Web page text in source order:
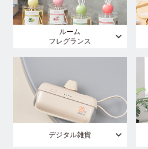
ルーム
フレグランス
デジタル雑貨